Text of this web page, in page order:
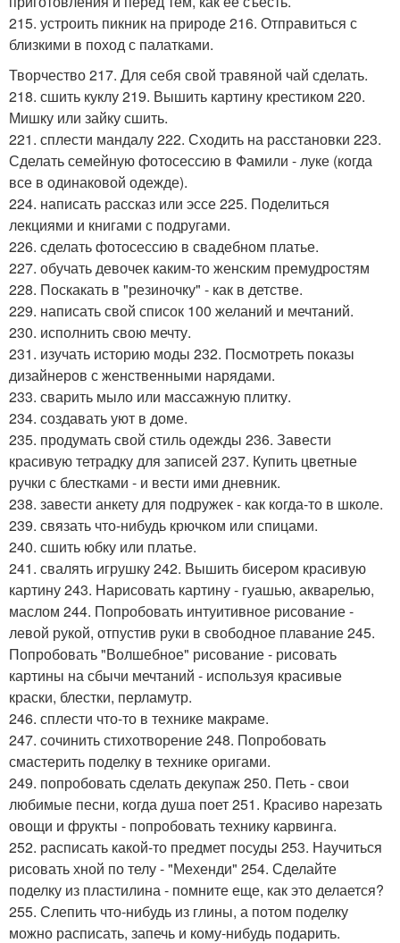
215. устроить пикник на природе 216. Отправиться с
близкими в поход с палатками.
Творчество 217. Для себя свой травяной чай сделать.
218. сшить куклу 219. Вышить картину крестиком 220.
Мишку или зайку сшить.
221. сплести мандалу 222. Сходить на расстановки 223.
Сделать семейную фотосессию в Фамили - луке (когда
все в одинаковой одежде).
224. написать рассказ или эссе 225. Поделиться
лекциями и книгами с подругами.
226. сделать фотосессию в свадебном платье.
227. обучать девочек каким-то женским премудростям
228. Поскакать в "резиночку" - как в детстве.
229. написать свой список 100 желаний и мечтаний.
230. исполнить свою мечту.
231. изучать историю моды 232. Посмотреть показы
дизайнеров с женственными нарядами.
233. сварить мыло или массажную плитку.
234. создавать уют в доме.
235. продумать свой стиль одежды 236. Завести
красивую тетрадку для записей 237. Купить цветные
ручки с блестками - и вести ими дневник.
238. завести анкету для подружек - как когда-то в школе.
239. связать что-нибудь крючком или спицами.
240. сшить юбку или платье.
241. свалять игрушку 242. Вышить бисером красивую
картину 243. Нарисовать картину - гуашью, акварелью,
маслом 244. Попробовать интуитивное рисование -
левой рукой, отпустив руки в свободное плавание 245.
Попробовать "Волшебное" рисование - рисовать
картины на сбычи мечтаний - используя красивые
краски, блестки, перламутр.
246. сплести что-то в технике макраме.
247. сочинить стихотворение 248. Попробовать
смастерить поделку в технике оригами.
249. попробовать сделать декупаж 250. Петь - свои
любимые песни, когда душа поет 251. Красиво нарезать
овощи и фрукты - попробовать технику карвинга.
252. расписать какой-то предмет посуды 253. Научиться
рисовать хной по телу - "Мехенди" 254. Сделайте
поделку из пластилина - помните еще, как это делается?
255. Слепить что-нибудь из глины, а потом поделку
можно расписать, запечь и кому-нибудь подарить.